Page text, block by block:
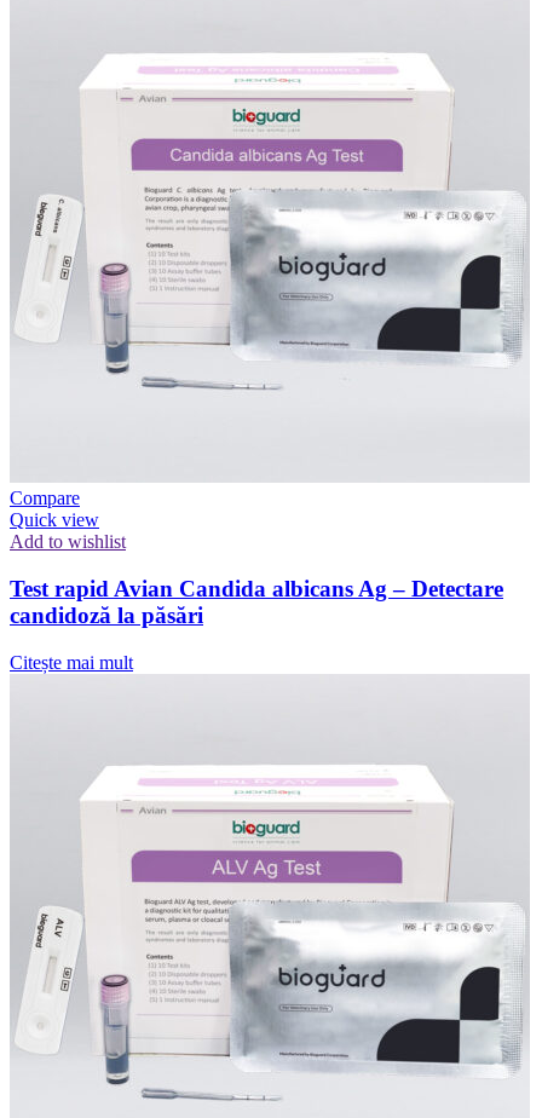
Compare
Quick view
Add to wishlist
Test rapid Avian Candida albicans Ag – Detectare
candidoză la păsări
Citește mai mult